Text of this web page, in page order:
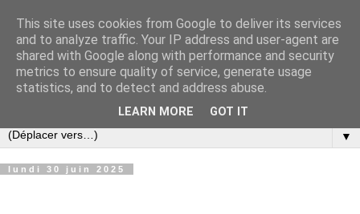
Croque-notes
Réflexions au fil du temps de Bertrand Hieaux sur la
politique, l'économie, la littérature et la musique
▼
lundi 30 juin 2025
This site uses cookies from Google to deliver its services
and to analyze traffic. Your IP address and user-agent are
shared with Google along with performance and security
metrics to ensure quality of service, generate usage
statistics, and to detect and address abuse.
LEARN MORE GOT IT